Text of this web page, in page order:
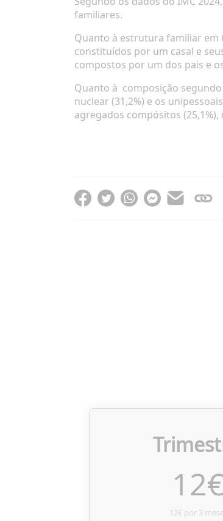
familiares.
Quanto à estrutura familiar em
constituídos por um casal e
compostos por um dos pais e
Quanto à composição
nuclear (31,2%) e os
agregados compósitos
12
12€ por 3